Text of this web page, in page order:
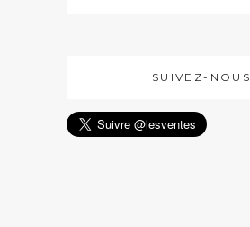
SUIVEZ-NOUS